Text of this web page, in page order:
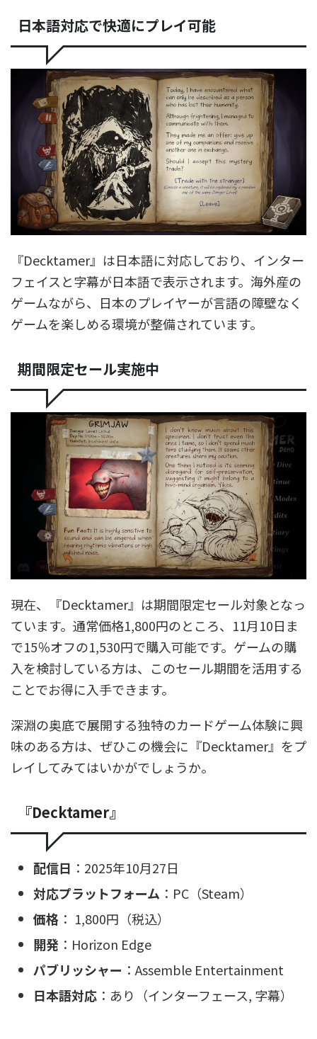
日本語対応で快適にプレイ可能
『Decktamer』は日本語に対応しており、インター
フェイスと字幕が日本語で表示されます。海外産の
ゲームながら、日本のプレイヤーが言語の障壁なく
ゲームを楽しめる環境が整備されています。
期間限定セール実施中
現在、『Decktamer』は期間限定セール対象となっ
ています。通常価格1,800円のところ、11月10日ま
で15％オフの1,530円で購入可能です。ゲームの購
入を検討している方は、このセール期間を活用する
ことでお得に入手できます。
深淵の奥底で展開する独特のカードゲーム体験に興
味のある方は、ぜひこの機会に『Decktamer』をプ
レイしてみてはいかがでしょうか。
『Decktamer』
配信日 ：2025年10月27日
対応プラットフォーム ：PC（Steam）
価格 ： 1,800円（税込）
開発 ：Horizon Edge
パブリッシャー ：Assemble Entertainment
日本語対応 ：あり（インターフェース, 字幕）